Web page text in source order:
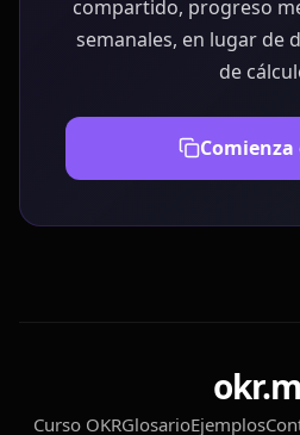
compartido, progreso
semanales, en lugar de
de
Curso OKRGlosarioEjemplos